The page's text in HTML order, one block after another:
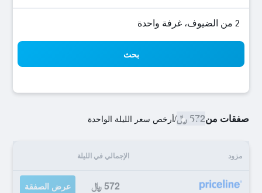
2 من الضيوف، غرفة واحدة
بحث
صفقات من572 ﷼ /أرخص سعر الليلة الواحدة
مزود الإجمالي في الليلة
572 ﷼ عرض الصفقة